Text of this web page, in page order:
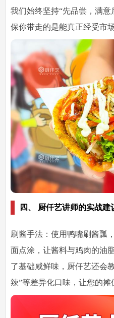
我们始终坚持“先品尝，满
保你带走的是能真正经受市
四、 厨仟艺讲师的实战建
刷酱手法：使用鸭嘴刷酱瓢
面点涂，让酱料与鸡肉的油
了基础咸鲜味，厨仟艺还会
辣”等差异化口味，让您的摊